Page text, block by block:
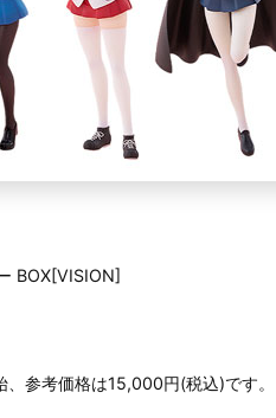
BOX[VISION]
参考価格は15,000円(税込)です。